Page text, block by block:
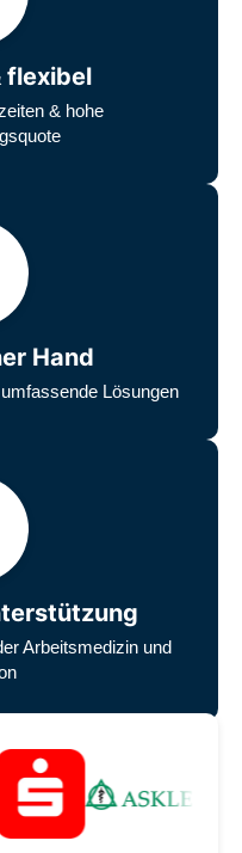
flexibel
& hohe
Hand
Lösungen
Arbeitsmedizin und